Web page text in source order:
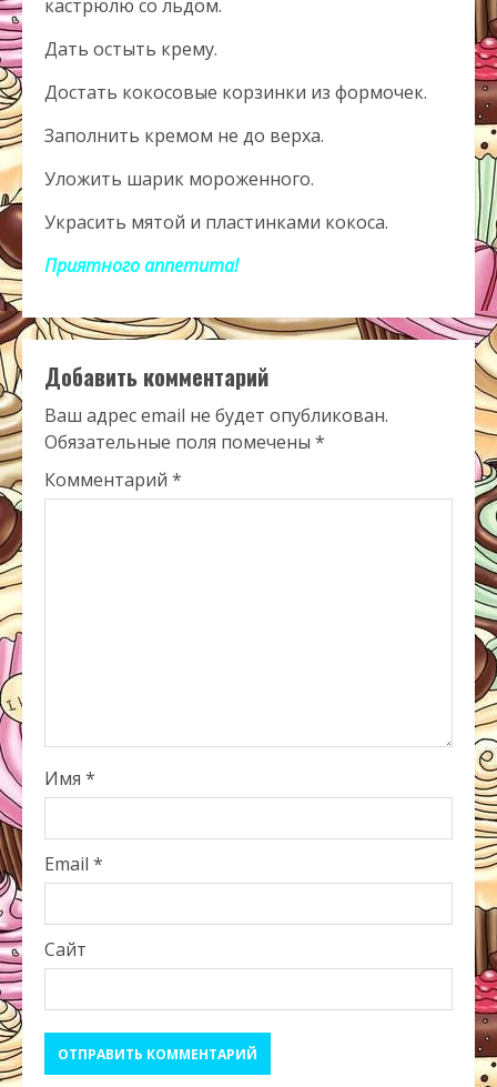
кастрюлю со льдом.
Дать остыть крему.
Достать кокосовые корзинки из формочек.
Заполнить кремом не до верха.
Уложить шарик мороженного.
Украсить мятой и пластинками кокоса.
Приятного аппетита!
Добавить комментарий
Ваш адрес email не будет опубликован.
Обязательные поля помечены *
Комментарий *
Имя *
Email *
Сайт